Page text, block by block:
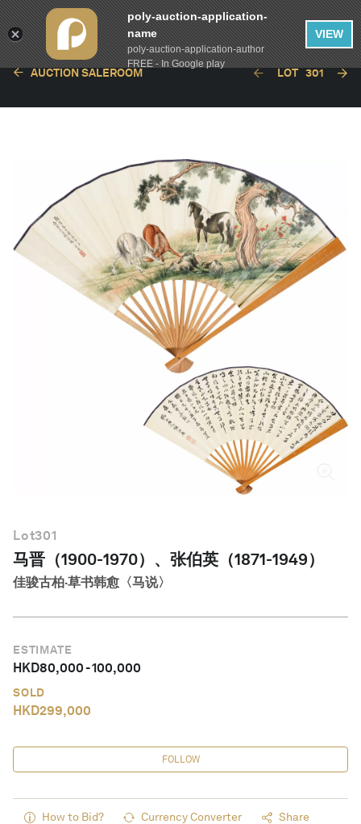
AUCTION SALEROOM LOT 301
Lot301
马晋（1900-1970）、张伯英（1871-1949）
佳骏古柏·草书韩愈〈马说〉
ESTIMATE
HKD80,000-100,000
SOLD
HKD299,000
FOLLOW
How to Bid? Currency Converter Share
poly-auction-application-
name
poly-auction-application-author
FREE - In Google play
VIEW